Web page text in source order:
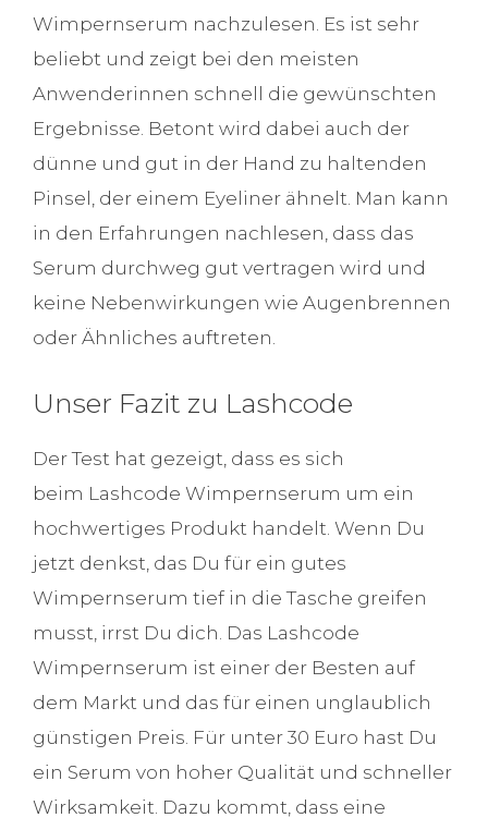
Wimpernserum nachzulesen. Es ist sehr
beliebt und zeigt bei den meisten
Anwenderinnen schnell die gewünschten
Ergebnisse. Betont wird dabei auch der
dünne und gut in der Hand zu haltenden
Pinsel, der einem Eyeliner ähnelt. Man kann
in den Erfahrungen nachlesen, dass das
Serum durchweg gut vertragen wird und
keine Nebenwirkungen wie Augenbrennen
oder Ähnliches auftreten.
Unser Fazit zu Lashcode
Der Test hat gezeigt, dass es sich
beim Lashcode Wimpernserum um ein
hochwertiges Produkt handelt. Wenn Du
jetzt denkst, das Du für ein gutes
Wimpernserum tief in die Tasche greifen
musst, irrst Du dich. Das Lashcode
Wimpernserum ist einer der Besten auf
dem Markt und das für einen unglaublich
günstigen Preis. Für unter 30 Euro hast Du
ein Serum von hoher Qualität und schneller
Wirksamkeit. Dazu kommt, dass eine